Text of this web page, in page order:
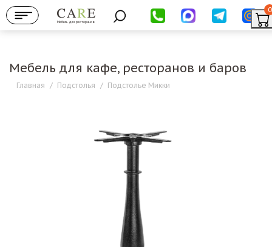
Мебель для ресторанов
0
Мебель для кафе, ресторанов и баров
Главная / Подстолья / Подстолье Микки